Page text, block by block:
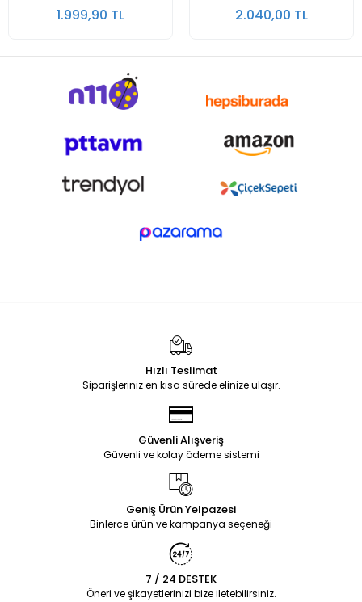
YUVARLAK HOPARLÖR
1.999,90 TL
SPEAKER
2.040,00 TL
Hızlı Teslimat
Siparişleriniz en kısa sürede elinize ulaşır.
Güvenli Alışveriş
Güvenli ve kolay ödeme sistemi
Geniş Ürün Yelpazesi
Binlerce ürün ve kampanya seçeneği
7 / 24 DESTEK
Öneri ve şikayetlerinizi bize iletebilirsiniz.